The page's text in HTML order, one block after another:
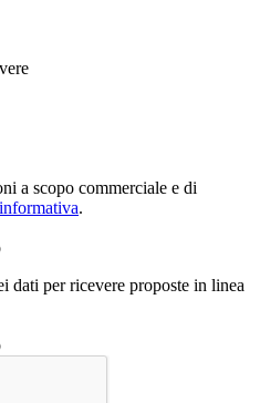
a scopo commerciale e di
informativa.
dati per ricevere proposte in linea